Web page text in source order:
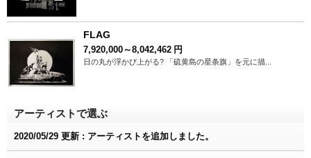
FLAG
7,920,000～8,042,462 円
日の丸が浮かび上がる? 「硫黄島の星条旗」を元に描...
アーティストで選ぶ
2020/05/29 更新 : アーティストを追加しました。